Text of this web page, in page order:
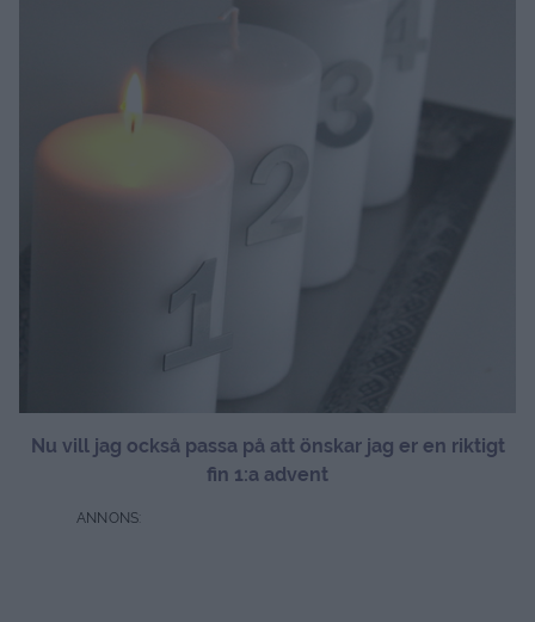
Nu vill jag också passa på att önskar jag er en riktigt
fin 1:a advent